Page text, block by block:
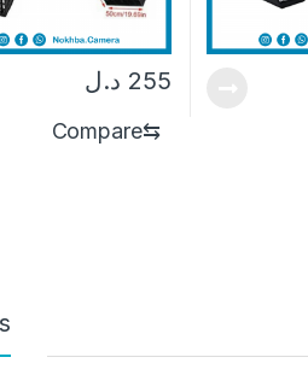
255 د.ل
⇆
Compare